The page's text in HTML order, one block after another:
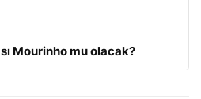
Mourinho mu olacak?